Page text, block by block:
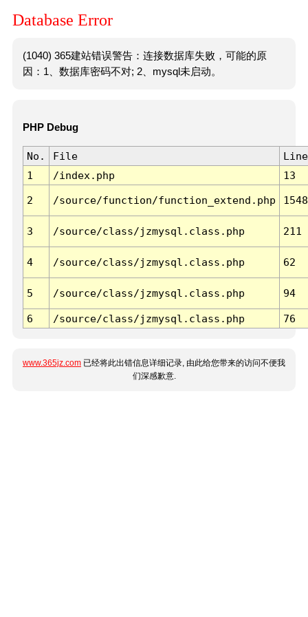
Database Error
(1040) 365建站错误警告：连接数据库失败，可能的原
因：1、数据库密码不对; 2、mysql未启动。
PHP Debug
No. File
Line
1
/index.php 13
2 /source/function/function_extend.php 1548
3 /source/class/jzmysql.class.php 211
4 /source/class/jzmysql.class.php 62
5 /source/class/jzmysql.class.php 94
6 /source/class/jzmysql.class.php 76
www.365jz.com 已经将此出错信息详细记录, 由此给您带来的访问不便我
们深感歉意.